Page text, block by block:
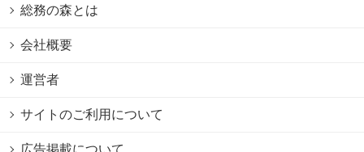
総務の森とは
会社概要
運営者
サイトのご利用について